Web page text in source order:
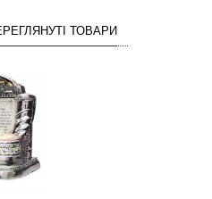
ТОВАРИ